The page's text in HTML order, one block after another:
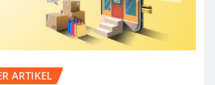
ARTIKEL